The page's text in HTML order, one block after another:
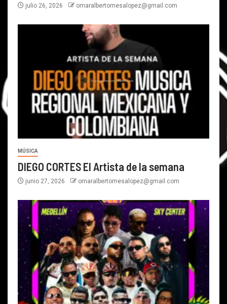
julio 26, 2026 omaralbertomesalopez@gmail.com
MÚSICA
DIEGO CORTES El Artista de la semana
junio 27, 2026 omaralbertomesalopez@gmail.com